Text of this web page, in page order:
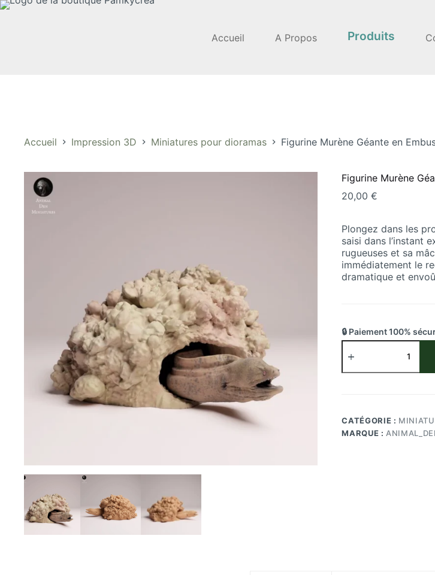
Passer
Accueil A Propos Produits
Accueil Impression 3D Miniatures pour dioramas Figurine Murène Géante en
Figurine Murène
20,00€
Plongez dans les
saisi dans l’instant
rugueuses et sa
immédiatement le
dramatique et
🔒 Paiement 100%
quantité
de
Embuscade
en
Résine
CATÉGORIE :
MARQUE :